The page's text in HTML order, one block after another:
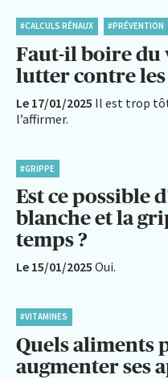
#CALCULS RÉNAUX #PRÉVENTION
Faut-il boire
lutter contre les
Le 17/01/2025 Il est trop
#GRIPPE
Est ce possible
blanche et la
temps ?
Le 15/01/2025 Oui.
#VITAMINES
Quels
augmenter ses